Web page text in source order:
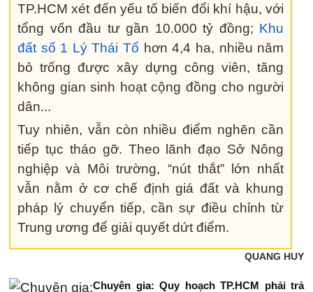
TP.HCM xét đến yếu tố biến đổi khí hậu, với
tổng vốn đầu tư gần 10.000 tỷ đồng; Khu
đất số 1 Lý Thái Tổ hơn 4,4 ha, nhiều năm
bỏ trống được xây dựng công viên, tăng
không gian sinh hoạt cộng đồng cho người
dân...
Tuy nhiên, vẫn còn nhiều điểm nghẽn cần
tiếp tục tháo gỡ. Theo lãnh đạo Sở Nông
nghiệp và Môi trường, “nút thắt” lớn nhất
vẫn nằm ở cơ chế định giá đất và khung
pháp lý chuyển tiếp, cần sự điều chỉnh từ
Trung ương để giải quyết dứt điểm.
QUANG HUY
Chuyên gia: Quy hoạch TP.HCM phải trả